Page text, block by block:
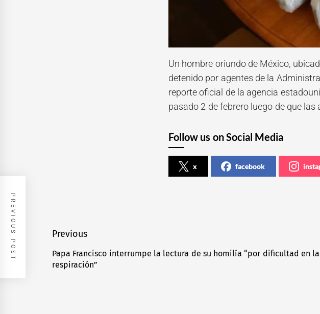
Un hombre oriundo de México,
detenido por agentes de la
reporte oficial de la agencia
pasado 2 de febrero luego de que
Follow us on Social Media
x facebook
Navegación
de
entradas
Previous
Previous
post:
Papa Francisco interrumpe la lectura de su homilía “por dificultad en la
respiración”
PREVIOUS POST